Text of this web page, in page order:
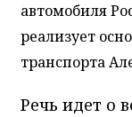
автомобиля
реализует
транспорта
Речь идет о